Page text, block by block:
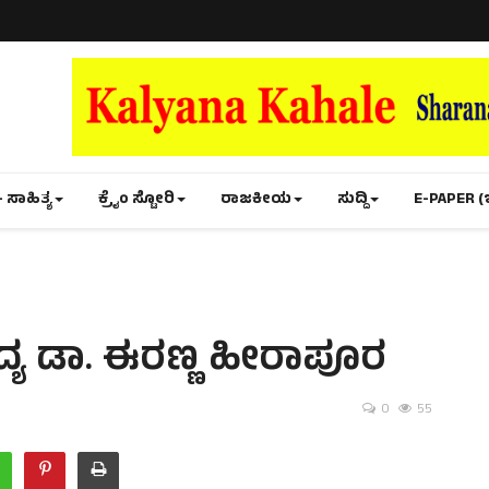
ಸಾಹಿತ್ಯ ಕ್ರೈಂ ಸ್ಟೋರಿ ರಾಜಕೀಯ ಸುದ್ದಿ E-
ಡಾ. ಈರಣ್ಣ ಹೀರಾಪೂರ
0 55